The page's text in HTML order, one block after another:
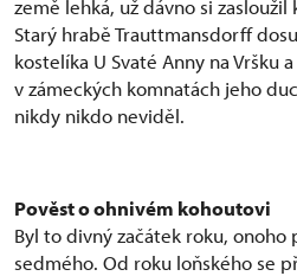
země lehká, už dávno si zasloužil
Starý hrabě Trauttmansdorff
kostelíka U Svaté Anny na Vršku
v zámeckých komnatách jeho
nikdy nikdo neviděl.
Pověst o ohnivém kohoutovi
Byl to divný začátek roku,
sedmého. Od roku loňského se